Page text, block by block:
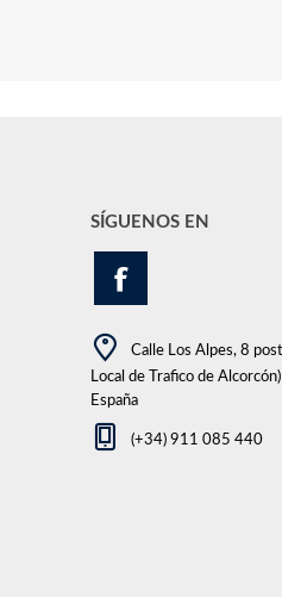
SÍGUENOS EN
Calle Los Alpes, 8
Local de Trafico de
España
(+34) 911 085 440